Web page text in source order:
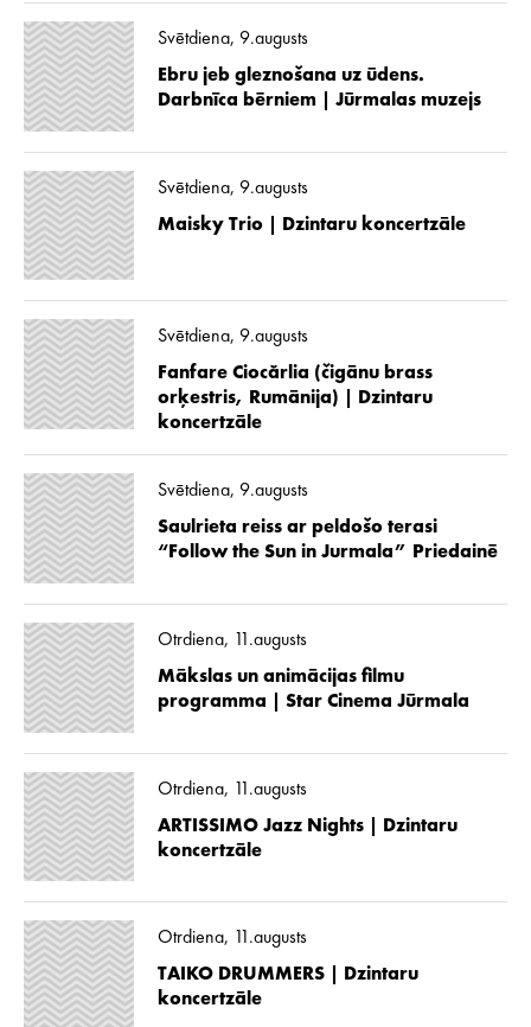
Svētdiena, 9.augusts
Ebru jeb gleznošana uz ūdens.
Darbnīca bērniem | Jūrmalas muzejs
Svētdiena, 9.augusts
Maisky Trio | Dzintaru koncertzāle
Svētdiena, 9.augusts
Fanfare Ciocărlia (čigānu brass
orķestris, Rumānija) | Dzintaru
koncertzāle
Svētdiena, 9.augusts
Saulrieta reiss ar peldošo terasi
“Follow the Sun in Jurmala” Priedainē
Otrdiena, 11.augusts
Mākslas un animācijas filmu
programma | Star Cinema Jūrmala
Otrdiena, 11.augusts
ARTISSIMO Jazz Nights | Dzintaru
koncertzāle
Otrdiena, 11.augusts
TAIKO DRUMMERS | Dzintaru
koncertzāle